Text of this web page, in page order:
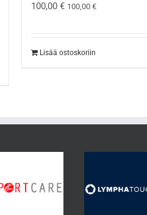
100,00 € 100,00 €
Lisää ostoskoriin